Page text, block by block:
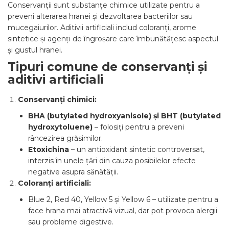
Conservanții sunt substanțe chimice utilizate pentru a
preveni alterarea hranei și dezvoltarea bacteriilor sau
mucegaiurilor. Aditivii artificiali includ coloranți, arome
sintetice și agenți de îngroșare care îmbunătățesc aspectul
și gustul hranei.
Tipuri comune de conservanți și
aditivi artificiali
Conservanți chimici:
BHA (butylated hydroxyanisole) și BHT (butylated
hydroxytoluene) – folosiți pentru a preveni
râncezirea grăsimilor.
Etoxichina – un antioxidant sintetic controversat,
interzis în unele țări din cauza posibilelor efecte
negative asupra sănătății.
Coloranți artificiali:
Blue 2, Red 40, Yellow 5 și Yellow 6 – utilizate pentru a
face hrana mai atractivă vizual, dar pot provoca alergii
sau probleme digestive.